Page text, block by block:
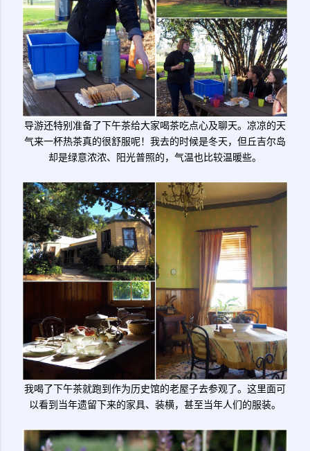
导游还特别准备了下午茶给大家喝茶吃点心及聊天。凉凉的天
气来一杯热茶真的很舒服呢！我去的时候是冬天，但丘吉尔岛
却是绿意浓浓、阳光普照的，气温也比较温暖些。
我喝了下午茶就跑到作为历史馆的老屋子去参观了。这里面可
以看到当年遗留下来的家具、装横，甚至当年人们的服装。